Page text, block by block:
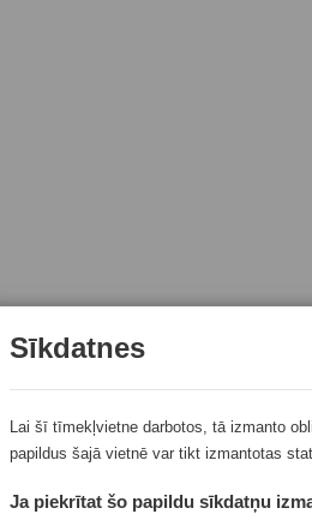
Sīkdatnes
Lai šī tīmekļvietne darbotos, tā izmanto
papildus šajā vietnē var tikt izmantotas
Ja piekrītat šo papildu sīkdatņu